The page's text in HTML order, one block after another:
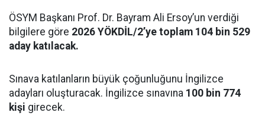
ÖSYM Başkanı Prof. Dr. Bayram Ali Ersoy’un verdiği
bilgilere göre 2026 YÖKDİL/2’ye toplam 104 bin 529
aday katılacak.
Sınava katılanların büyük çoğunluğunu İngilizce
adayları oluşturacak. İngilizce sınavına 100 bin 774
kişi girecek.